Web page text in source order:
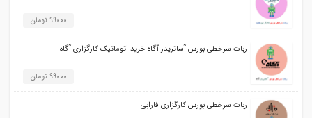
99000 تومان
ربات سرخطی بورس آساتریدر آگاه خرید اتوماتیک کارگزاری آگاه
99000 تومان
ربات سرخطی بورس کارگزاری فارابی